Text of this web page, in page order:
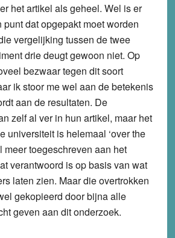
het artikel als geheel. Wel is er
dat opgepakt moet worden
vergelijking tussen de twee
drie deugt gewoon niet. Op
bezwaar tegen dit soort
ik stoor me wel aan de betekenis
aan de resultaten. De
zelf al ver in hun artikel, maar het
universiteit is helemaal ‘over the
meer toegeschreven aan het
verantwoord is op basis van wat
laten zien. Maar die overtrokken
gekopieerd door bijna alle
geven aan dit onderzoek.